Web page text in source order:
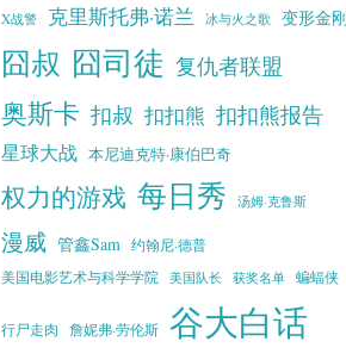
X战警 克里斯托弗·诺兰 冰与火之歌 变形金刚
囧叔 囧司徒 复仇者联盟
奥斯卡 扣叔 扣扣熊 扣扣熊报告
星球大战 本尼迪克特·康伯巴奇
权力的游戏 每日秀 汤姆·克鲁斯
漫威 管鑫Sam 约翰尼·德普
美国电影艺术与科学学院 美国队长 获奖名单 蝙蝠侠
行尸走肉 詹妮弗·劳伦斯 谷大白话